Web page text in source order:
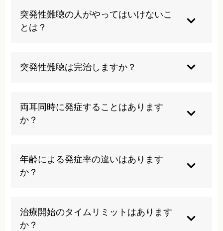
すが、多くの場合は適切な治療や生活習慣の改善
が必要です。突発性難聴が緩和したと感じていて
な施術を組み合わせることが重要です。
突発性難聴の人がやってはいけないこ
とは？
ス、アルコールの過剰摂取は避け、十分な休息を
取り、医師の指示に従った治療を継続することが
突発性難聴は完治しますか？
が、残りの方には何らかの聴力低下が残存する可
能性があり、治療開始時期が回復に大きく影響し
ます。
両耳同時に発症することはあります
か？
は片耳のみの発症で、両耳に症状がある場合は他
の疾患の可能性も考慮し、詳しい検査が必要で
年齢による発症率の違いはあります
か？
が、現在は10代から高齢者まで幅広い年代で発症
し、年齢や性別による明確な差は見られなくなっ
治療開始のタイムリミットはあります
か？